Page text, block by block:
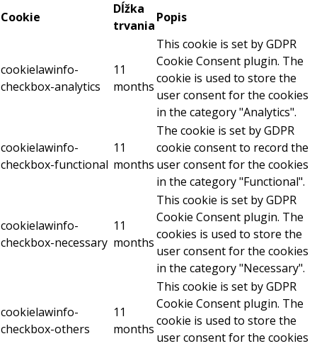
Cookie
Dĺžka
trvania
Popis
cookielawinfo-
checkbox-analytics
11
months
This cookie is set by GDPR
Cookie Consent plugin. The
cookie is used to store the
user consent for the cookies
in the category "Analytics".
cookielawinfo-
checkbox-functional
11
months
The cookie is set by GDPR
cookie consent to record the
user consent for the cookies
in the category "Functional".
cookielawinfo-
checkbox-necessary
11
months
This cookie is set by GDPR
Cookie Consent plugin. The
cookies is used to store the
user consent for the cookies
in the category "Necessary".
cookielawinfo-
checkbox-others
11
months
This cookie is set by GDPR
Cookie Consent plugin. The
cookie is used to store the
user consent for the cookies